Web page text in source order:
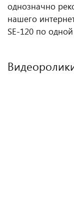
однозначно
нашего
SE-120 по